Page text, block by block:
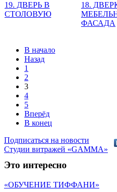
19. ДВЕРЬ В
СТОЛОВУЮ
18.
ФАСАДА
В начало
Назад
1
2
3
4
5
Вперёд
В конец
Подписаться на новости
Студии витражей «GAMMA»
Это интересно
«ОБУЧЕНИЕ ТИФФАНИ»